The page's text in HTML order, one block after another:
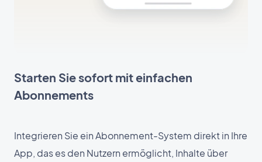
Starten Sie sofort mit einfachen
Abonnements
Integrieren Sie ein Abonnement-System direkt in Ihre
App, das es den Nutzern ermöglicht, Inhalte über